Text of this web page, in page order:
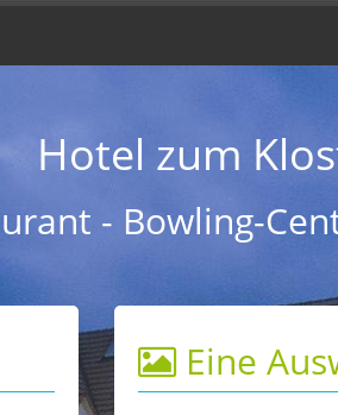
Hotel zum
- Bowling-
Eine